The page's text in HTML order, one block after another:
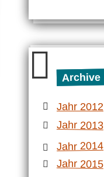
Archive
Jahr 2012
Jahr 2013
Jahr 2014
Jahr 2015